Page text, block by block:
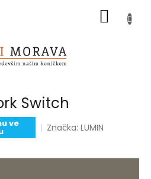
KOŠÍK
Switch
ve Značka:LUMIN